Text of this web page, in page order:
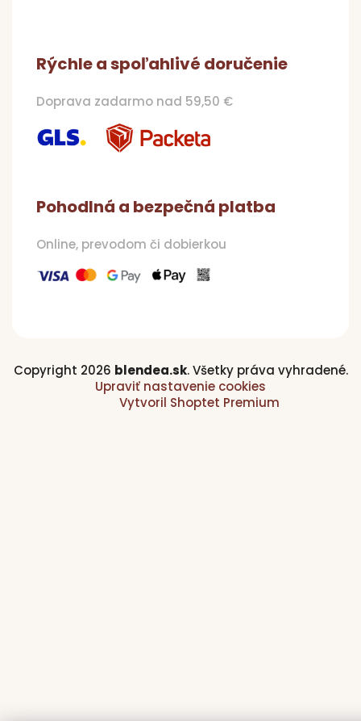
Rýchle a spoľahlivé doručenie
Doprava zadarmo nad 59,50 €
Pohodlná a bezpečná platba
Online, prevodom či dobierkou
Vytvoril Shoptet Premium
Copyright 2026 blendea.sk. Všetky práva vyhradené.
Upraviť nastavenie cookies